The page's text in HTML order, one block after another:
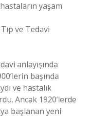
yaşam
ve Tedavi
anlayışında
başında
ve hastalık
Ancak 1920’lerde
başlanan yeni